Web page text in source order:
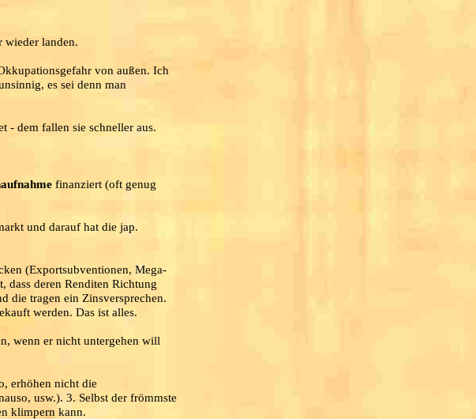
wieder landen.
von außen. Ich
es sei denn man
- dem fallen sie schneller aus.
finanziert (oft genug
und darauf hat die jap.
(Exportsubventionen, Mega-
dass deren Renditen Richtung
die tragen ein Zinsversprechen.
werden. Das ist alles.
wenn er nicht untergehen will
erhöhen nicht die
usw.). 3. Selbst der frömmste
klimpern kann.